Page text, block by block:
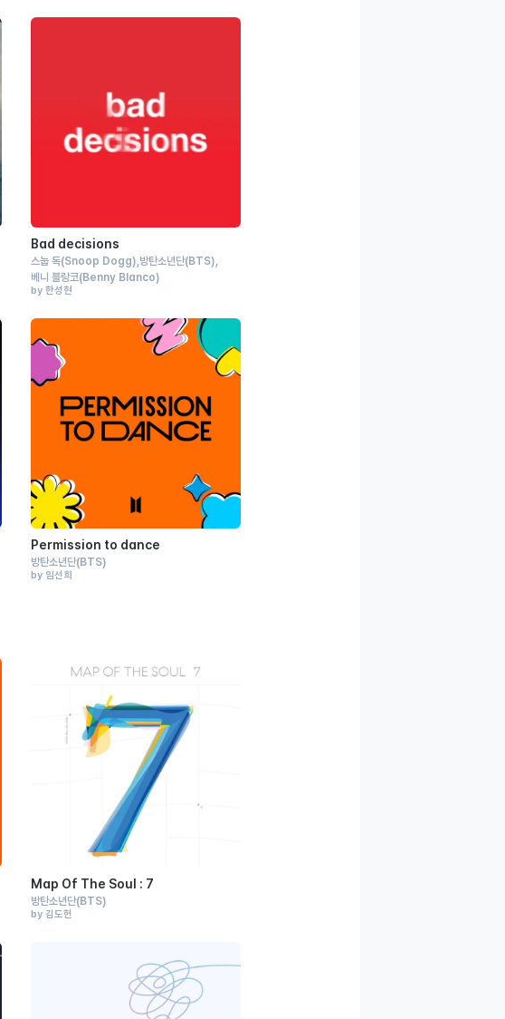
Bad decisions
스눕 독(Snoop Dogg) 방탄소년단(BTS)
베니 블랑코(Benny Blanco)
by 한성현
Permission to dance
방탄소년단(BTS)
by 임선희
Map Of The Soul : 7
방탄소년단(BTS)
by 김도헌